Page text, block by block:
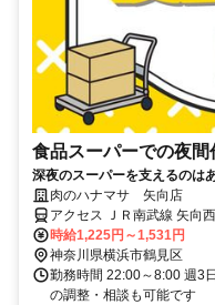
食品スーパーでの夜間
深夜のスーパーを支えるのは
～OK！男性フリーター活躍中
肉のハナマサ 矢向店
アクセス ＪＲ南武線 矢向
分、ＪＲ南武線 鹿島田西
2分
時給1,225円～1,531円
神奈川県横浜市鶴見区
勤務時間 22:00～8:00 週3
の調整・相談も可能です